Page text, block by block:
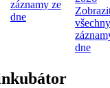
záznamy ze
dne
všechny
dne